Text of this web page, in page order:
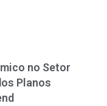
no Setor
Planos